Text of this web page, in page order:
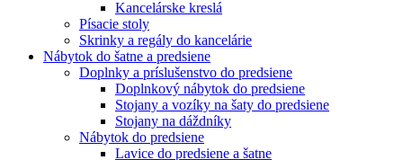
Kancelárske kreslá
Písacie stoly
Skrinky a regály do kancelárie
Nábytok do šatne a predsiene
Doplnky a príslušenstvo do predsiene
Doplnkový nábytok do predsiene
Stojany a vozíky na šaty do predsiene
Stojany na dáždníky
Nábytok do predsiene
Lavice do predsiene a šatne